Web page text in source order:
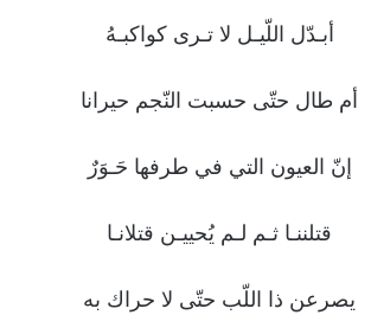
أبـدّل اللّيـل لا تـرى كواكبـهُ
أم طال حتّى حسبت النّجم حيرانا
إنّ العيون التي في طرفها حَـوَرٌ
قتلننـا ثـم لـم يُحييـن قتلانـا
يصرعن ذا اللّب حتّى لا حراك به